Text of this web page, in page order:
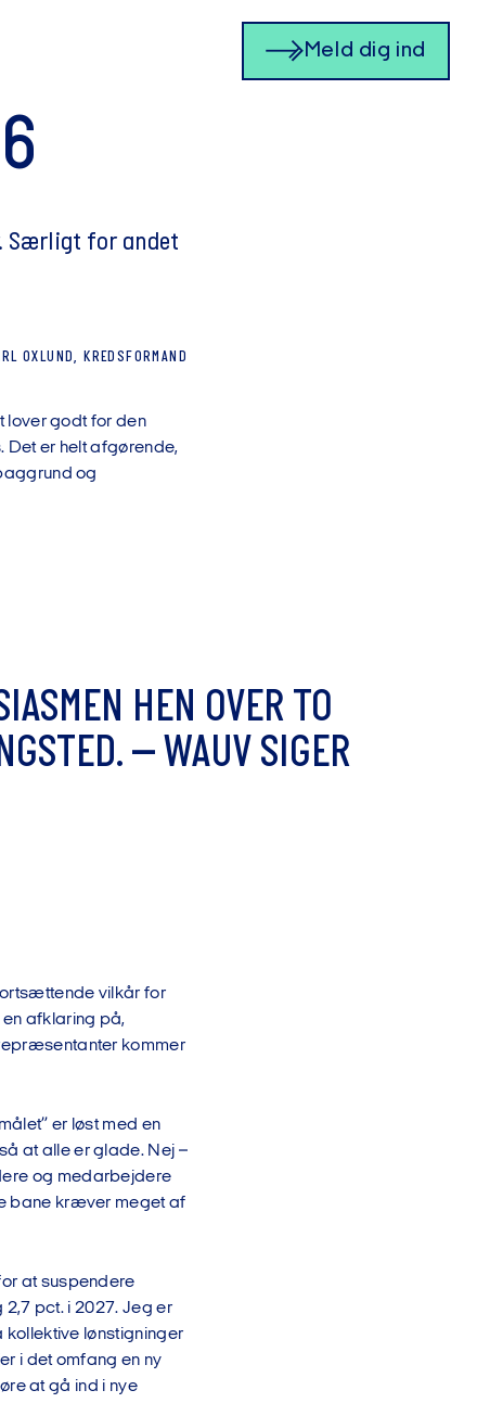
Meld dig ind
Særligt for andet
OXLUND, KREDSFORMAND
lover godt for den
Det er helt afgørende,
og
IASMEN HEN OVER TO
GSTED. – WAUV SIGER
vilkår for
afklaring på,
kommer
er løst med en
at alle er glade. Nej –
og medarbejdere
bane kræver meget af
at suspendere
2,7 pct. i 2027. Jeg er
lønstigninger
i det omfang en ny
at gå ind i nye